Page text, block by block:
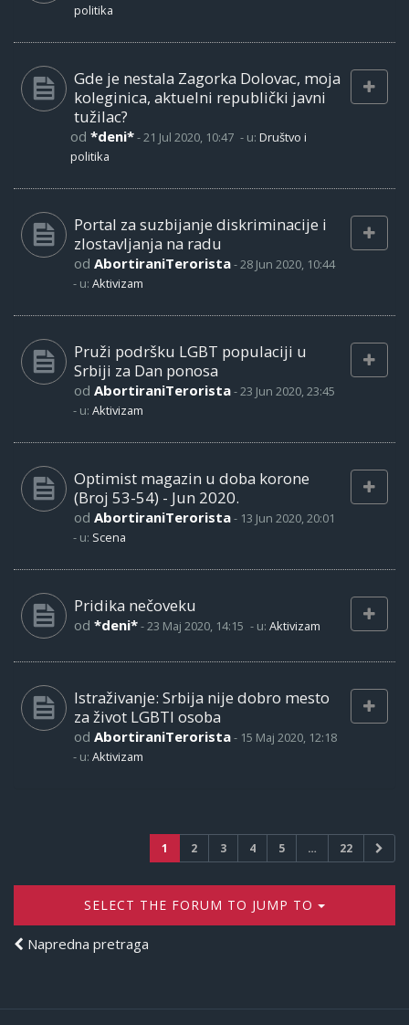
politika
Gde je nestala Zagorka Dolovac, moja
koleginica, aktuelni republički javni
tužilac?
od *deni*-21 Jul 2020, 10:47 - u: Društvo i
politika
Portal za suzbijanje diskriminacije i
zlostavljanja na radu
od AbortiraniTerorista-28 Jun 2020, 10:44
- u: Aktivizam
Pruži podršku LGBT populaciji u
Srbiji za Dan ponosa
od AbortiraniTerorista-23 Jun 2020, 23:45
- u: Aktivizam
Optimist magazin u doba korone
(Broj 53-54) - Jun 2020.
od AbortiraniTerorista- 13 Jun 2020, 20:01
- u: Scena
Pridika nečoveku
od *deni*-23 Maj 2020, 14:15 - u: Aktivizam
Istraživanje: Srbija nije dobro mesto
za život LGBTI osoba
od AbortiraniTerorista- 15 Maj 2020, 12:18
- u: Aktivizam
1 2 3 4 5 … 22
SELECT THE FORUM TO JUMP TO
Napredna pretraga